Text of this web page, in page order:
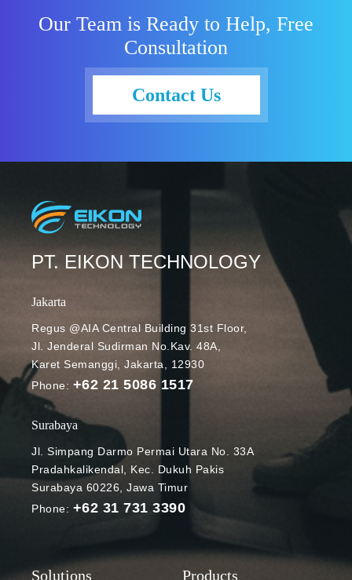
Our Team is Ready to Help, Free
Consultation
Contact Us
PT. EIKON TECHNOLOGY
Jakarta
Regus @AIA Central Building 31st Floor,
Jl. Jenderal Sudirman No.Kav. 48A,
Karet Semanggi, Jakarta, 12930
Phone: +62 21 5086 1517
Surabaya
Jl. Simpang Darmo Permai Utara No. 33A
Pradahkalikendal, Kec. Dukuh Pakis
Surabaya 60226, Jawa Timur
Phone: +62 31 731 3390